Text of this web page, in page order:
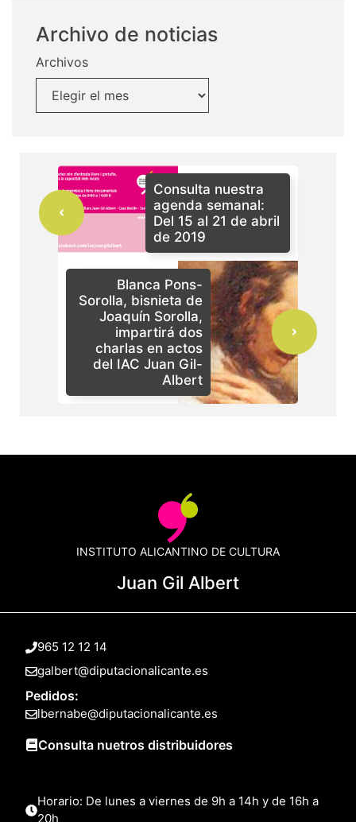
Archivo de noticias
Archivos
Consulta nuestra
agenda semanal:
Del 15 al 21 de abril
de 2019
Blanca Pons-
Sorolla, bisnieta de
Joaquín Sorolla,
impartirá dos
charlas en actos
del IAC Juan Gil-
Albert
INSTITUTO ALICANTINO DE CULTURA
Juan Gil Albert
965 12 12 14
galbert@diputacionalicante.es
Pedidos:
lbernabe@diputacionalicante.es
Consulta nuetros distribuidores
Horario: De lunes a viernes de 9h a 14h y de 16h a
20h